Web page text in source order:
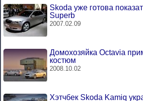
Skoda уже готова
Superb
2007.02.09
Домохозяйка Octavia
костюм
2008.10.02
Хэтчбек Skoda Kamiq